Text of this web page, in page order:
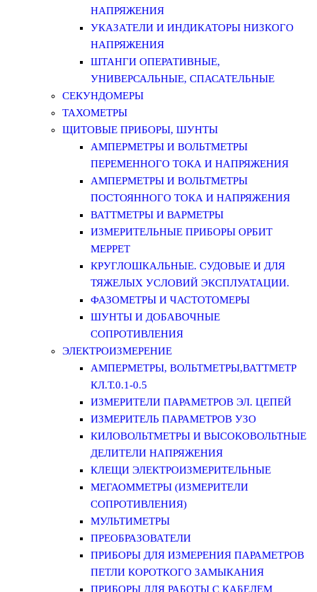
НАПРЯЖЕНИЯ
УКАЗАТЕЛИ И ИНДИКАТОРЫ НИЗКОГО
НАПРЯЖЕНИЯ
ШТАНГИ ОПЕРАТИВНЫЕ,
УНИВЕРСАЛЬНЫЕ, СПАСАТЕЛЬНЫЕ
СЕКУНДОМЕРЫ
ТАХОМЕТРЫ
ЩИТОВЫЕ ПРИБОРЫ, ШУНТЫ
АМПЕРМЕТРЫ И ВОЛЬТМЕТРЫ
ПЕРЕМЕННОГО ТОКА И НАПРЯЖЕНИЯ
АМПЕРМЕТРЫ И ВОЛЬТМЕТРЫ
ПОСТОЯННОГО ТОКА И НАПРЯЖЕНИЯ
ВАТТМЕТРЫ И ВАРМЕТРЫ
ИЗМЕРИТЕЛЬНЫЕ ПРИБОРЫ ОРБИТ
МЕРРЕТ
КРУГЛОШКАЛЬНЫЕ. СУДОВЫЕ И ДЛЯ
ТЯЖЕЛЫХ УСЛОВИЙ ЭКСПЛУАТАЦИИ.
ФАЗОМЕТРЫ И ЧАСТОТОМЕРЫ
ШУНТЫ И ДОБАВОЧНЫЕ
СОПРОТИВЛЕНИЯ
ЭЛЕКТРОИЗМЕРЕНИЕ
АМПЕРМЕТРЫ, ВОЛЬТМЕТРЫ,ВАТТМЕТР
КЛ.Т.0.1-0.5
ИЗМЕРИТЕЛИ ПАРАМЕТРОВ ЭЛ. ЦЕПЕЙ
ИЗМЕРИТЕЛЬ ПАРАМЕТРОВ УЗО
КИЛОВОЛЬТМЕТРЫ И ВЫСОКОВОЛЬТНЫЕ
ДЕЛИТЕЛИ НАПРЯЖЕНИЯ
КЛЕЩИ ЭЛЕКТРОИЗМЕРИТЕЛЬНЫЕ
МЕГАОММЕТРЫ (ИЗМЕРИТЕЛИ
СОПРОТИВЛЕНИЯ)
МУЛЬТИМЕТРЫ
ПРЕОБРАЗОВАТЕЛИ
ПРИБОРЫ ДЛЯ ИЗМЕРЕНИЯ ПАРАМЕТРОВ
ПЕТЛИ КОРОТКОГО ЗАМЫКАНИЯ
ПРИБОРЫ ДЛЯ РАБОТЫ С КАБЕЛЕМ